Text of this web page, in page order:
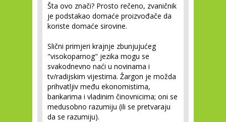
Šta ovo znači? Prosto rečeno, zvaničnik
je podstakao domaće proizvođače da
koriste domaće sirovine.
Slični primjeri krajnje zbunjujućeg
"visokoparnog" jezika mogu se
svakodnevno naći u novinama i
tv/radijskim vijestima. Žargon je možda
prihvatljiv među ekonomistima,
bankarima i vladinim činovnicima; oni se
medusobno razumiju (ili se pretvaraju
da se razumiju).